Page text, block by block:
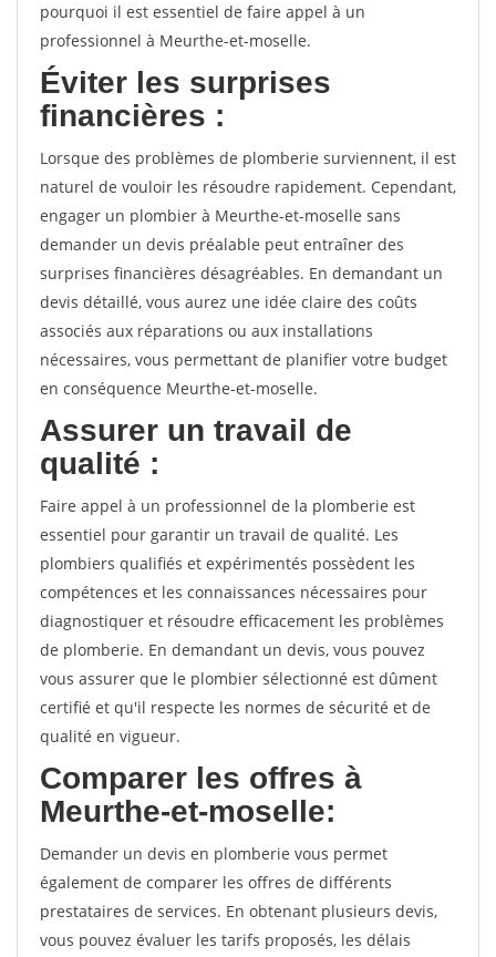
pourquoi il est essentiel de faire appel à un
professionnel à Meurthe-et-moselle.
Éviter les surprises
financières :
Lorsque des problèmes de plomberie surviennent, il est
naturel de vouloir les résoudre rapidement. Cependant,
engager un plombier à Meurthe-et-moselle sans
demander un devis préalable peut entraîner des
surprises financières désagréables. En demandant un
devis détaillé, vous aurez une idée claire des coûts
associés aux réparations ou aux installations
nécessaires, vous permettant de planifier votre budget
en conséquence Meurthe-et-moselle.
Assurer un travail de
qualité :
Faire appel à un professionnel de la plomberie est
essentiel pour garantir un travail de qualité. Les
plombiers qualifiés et expérimentés possèdent les
compétences et les connaissances nécessaires pour
diagnostiquer et résoudre efficacement les problèmes
de plomberie. En demandant un devis, vous pouvez
vous assurer que le plombier sélectionné est dûment
certifié et qu'il respecte les normes de sécurité et de
qualité en vigueur.
Comparer les offres à
Meurthe-et-moselle:
Demander un devis en plomberie vous permet
également de comparer les offres de différents
prestataires de services. En obtenant plusieurs devis,
vous pouvez évaluer les tarifs proposés, les délais